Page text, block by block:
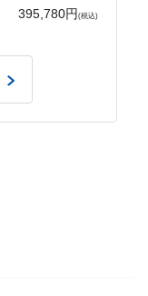
395,780円 (税込)